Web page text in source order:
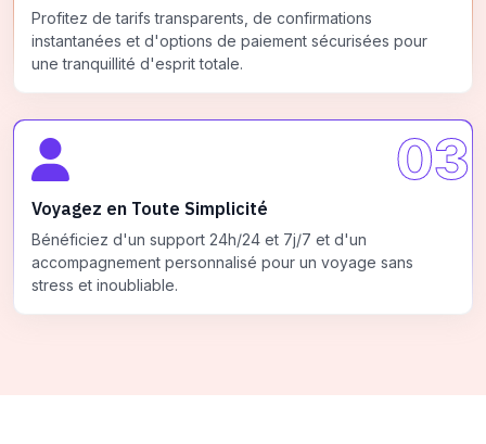
Profitez de tarifs transparents, de confirmations
instantanées et d'options de paiement sécurisées pour
une tranquillité d'esprit totale.
03
Voyagez en Toute Simplicité
Bénéficiez d'un support 24h/24 et 7j/7 et d'un
accompagnement personnalisé pour un voyage sans
stress et inoubliable.